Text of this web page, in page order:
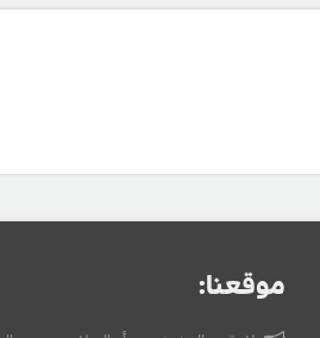
موقعنا: